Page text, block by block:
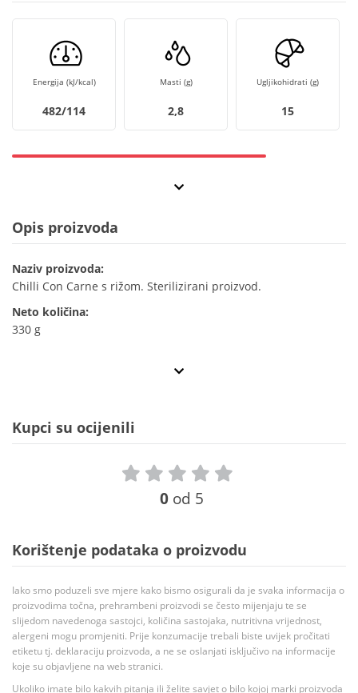
Energija (kJ/kcal)
482/114
Masti (g)
2,8
Ugljikohidrati (g)
15
Opis proizvoda
Naziv proizvoda:
Chilli Con Carne s rižom. Sterilizirani proizvod.
Neto količina:
330 g
Kupci su ocijenili
0 od 5
Korištenje podataka o proizvodu
Iako smo poduzeli sve mjere kako bismo osigurali da je svaka informacija o
proizvodima točna, prehrambeni proizvodi se često mijenjaju te se
slijedom navedenoga sastojci, količina sastojaka, nutritivna vrijednost,
alergeni mogu promjeniti. Prije konzumacije trebali biste uvijek pročitati
etiketu tj. deklaraciju proizvoda, a ne se oslanjati isključivo na informacije
koje su objavljene na web stranici.
Ukoliko imate bilo kakvih pitanja ili želite savjet o bilo kojoj marki proizvoda